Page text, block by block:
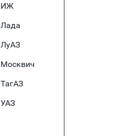
ИЖ
Лада
ЛуАЗ
Москвич
ТагАЗ
УАЗ